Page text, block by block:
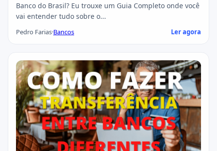
Banco do Brasil? Eu trouxe um Guia Completo onde você
vai entender tudo sobre o...
Pedro Farias·Bancos Ler agora